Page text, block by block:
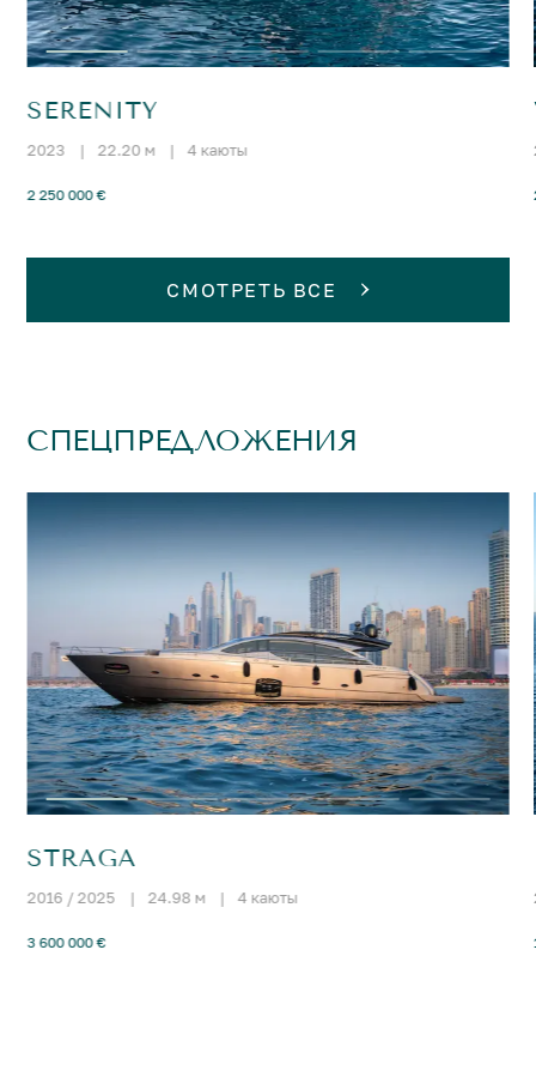
SERENITY
2023 | 22.20 м | 4 каюты
2 250 000 €
СМОТРЕТЬ ВСЕ
СПЕЦПРЕДЛОЖЕНИЯ
STRAGA
2016 / 2025 | 24.98 м | 4 каюты
3 600 000 €